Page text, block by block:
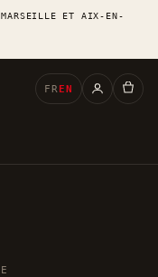
MARSEILLE ET AIX-EN-
FR EN